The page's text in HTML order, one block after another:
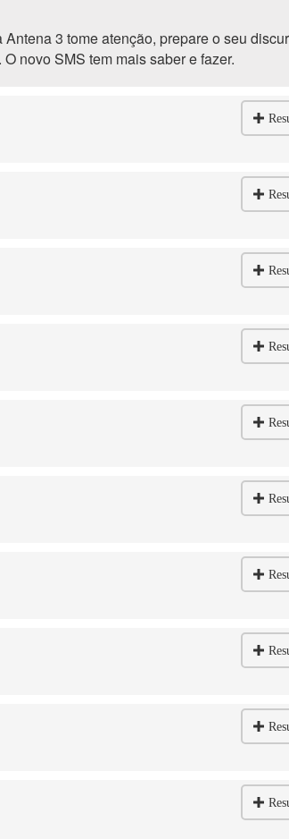
3 tome atenção, prepare o seu
novo SMS tem mais saber e fazer.